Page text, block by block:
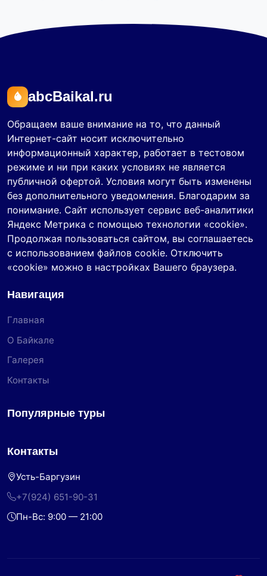
abcBaikal.ru
Обращаем ваше внимание на то, что данный
Интернет-сайт носит исключительно
информационный характер, работает в тестовом
режиме и ни при каких условиях не является
публичной офертой. Условия могут быть изменены
без дополнительного уведомления. Благодарим за
понимание. Сайт использует сервис веб-аналитики
Яндекс Метрика с помощью технологии «cookie».
Продолжая пользоваться сайтом, вы соглашаетесь
с использованием файлов cookie. Отключить
«cookie» можно в настройках Вашего браузера.
Навигация
Главная
О Байкале
Галерея
Контакты
Популярные туры
Контакты
Усть-Баргузин
+7(924) 651-90-31
Пн-Вс: 9:00 — 21:00